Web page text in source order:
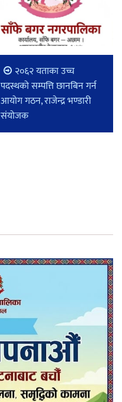
२०६२ यताका उच्च
पदस्थको सम्पत्ति छानबिन गर्न
आयोग गठन, राजेन्द्र भण्डारी
संयोजक